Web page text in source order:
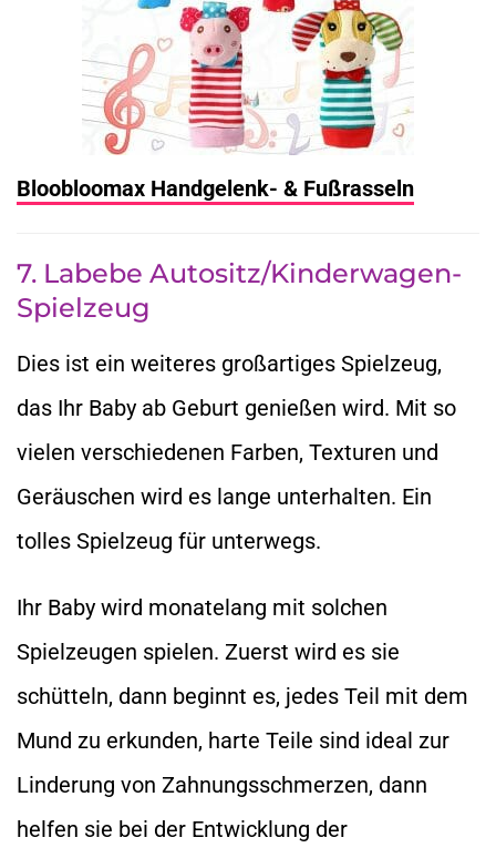
Bloobloomax Handgelenk- & Fußrasseln
7. Labebe Autositz/Kinderwagen-
Spielzeug
Dies ist ein weiteres großartiges Spielzeug,
das Ihr Baby ab Geburt genießen wird. Mit so
vielen verschiedenen Farben, Texturen und
Geräuschen wird es lange unterhalten. Ein
tolles Spielzeug für unterwegs.
Ihr Baby wird monatelang mit solchen
Spielzeugen spielen. Zuerst wird es sie
schütteln, dann beginnt es, jedes Teil mit dem
Mund zu erkunden, harte Teile sind ideal zur
Linderung von Zahnungsschmerzen, dann
helfen sie bei der Entwicklung der